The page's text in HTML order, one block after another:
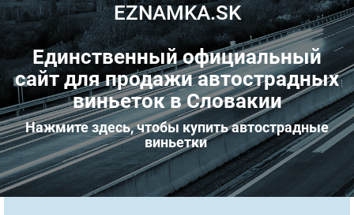
EZNAMKA.SK
Единственный официальный
сайт для продажи автострадных
виньеток в Словакии
Нажмите здесь, чтобы купить автострадные
виньетки